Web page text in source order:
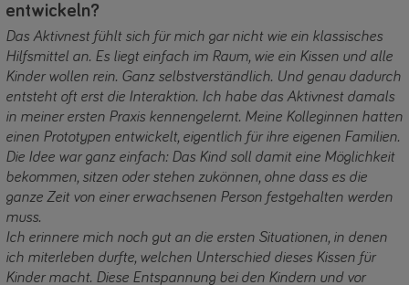
entwickeln?
Das Aktivnest fühlt sich für mich gar nicht wie ein klassisches
Hilfsmittel an. Es liegt einfach im Raum, wie ein Kissen und alle
Kinder wollen rein. Ganz selbstverständlich. Und genau dadurch
entsteht oft erst die Interaktion. Ich habe das Aktivnest damals
in meiner ersten Praxis kennengelernt. Meine Kolleginnen hatten
einen Prototypen entwickelt, eigentlich für ihre eigenen Familien.
Die Idee war ganz einfach: Das Kind soll damit eine Möglichkeit
bekommen, sitzen oder stehen zukönnen, ohne dass es die
ganze Zeit von einer erwachsenen Person festgehalten werden
muss.
Ich erinnere mich noch gut an die ersten Situationen, in denen
ich miterleben durfte, welchen Unterschied dieses Kissen für
Kinder macht. Diese Entspannung bei den Kindern und vor